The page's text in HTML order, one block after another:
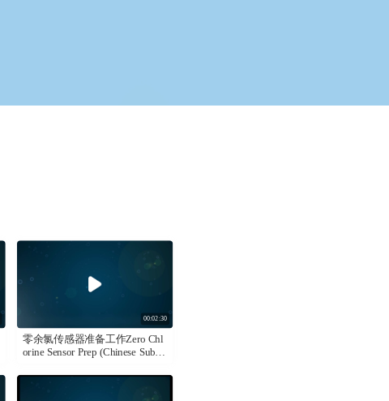
00:02:30
零余氯传感器准备工作Zero Chl
orine Sensor Prep (Chinese Subtitl